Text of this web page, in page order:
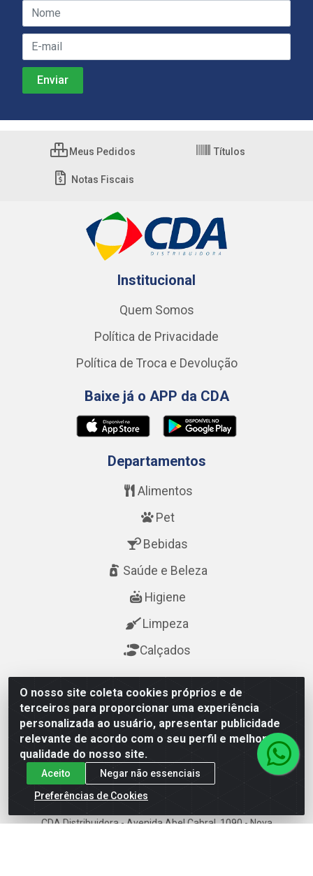
O nosso site coleta cookies próprios e de
terceiros para proporcionar uma experiência
personalizada ao usuário, apresentar publicidade
relevante de acordo com o seu perfil e melhorar a
qualidade do nosso site.
Aceito
Negar não essenciais
Preferências de Cookies
Meus Pedidos Títulos
Notas Fiscais
Institucional
Quem Somos
Política de Privacidade
Política de Troca e Devolução
Baixe já o APP da CDA
Departamentos
Alimentos
Pet
Bebidas
Saúde e Beleza
Higiene
Limpeza
Calçados
Fale Conosco
(84) 3615-7400
(84) 3615-7400
cda@cdanatal.com.br
CDA Distribuidora - Avenida Abel Cabral, 1090 - Nova